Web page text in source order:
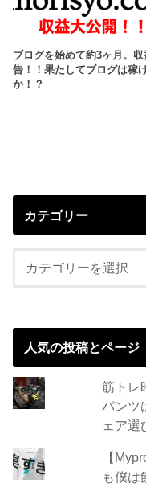
ブログを始めて約3ヶ月。収
告！！果たしてブログは稼
か！？
カテゴリー
人気の投稿とページ
筋トレ
パンツ
ェア選
【
も僕は